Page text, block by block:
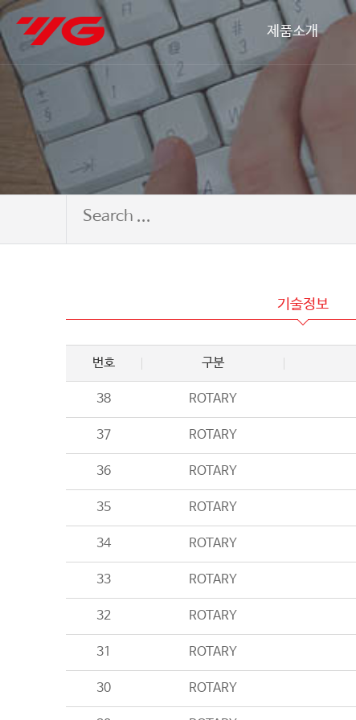
제품소개
기술정보
번호 구분
38 ROTARY
37 ROTARY
36 ROTARY
35 ROTARY
34 ROTARY
33 ROTARY
32 ROTARY
31 ROTARY
30 ROTARY